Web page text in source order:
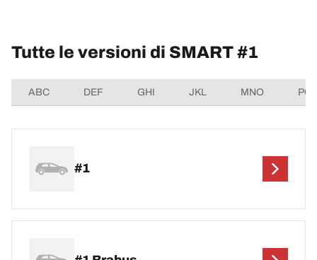
Tutte le versioni di SMART #1
ABC DEF GHI JKL MNO
#1